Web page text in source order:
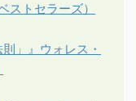
ストセラーズ）
」』ウォレス・